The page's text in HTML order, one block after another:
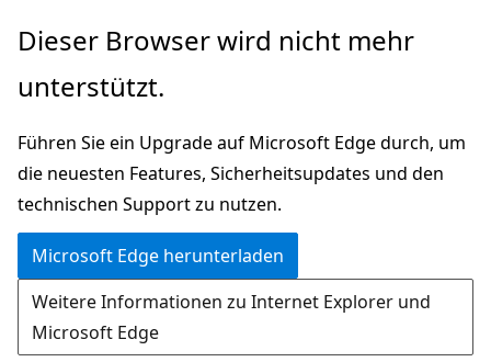
Zu
wechseln
Zur
springen
Dieser Browser wird nicht mehr
unterstützt.
Führen Sie ein Upgrade auf Microsoft Edge durch, um
die neuesten Features, Sicherheitsupdates und den
technischen Support zu nutzen.
Microsoft Edge herunterladen
Weitere Informationen zu Internet Explorer und
Microsoft Edge